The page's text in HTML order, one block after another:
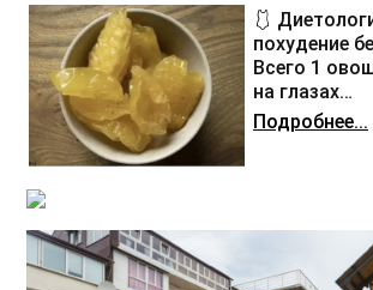
🩱
похудение
Всего 1
на глазах…
Подробнее...